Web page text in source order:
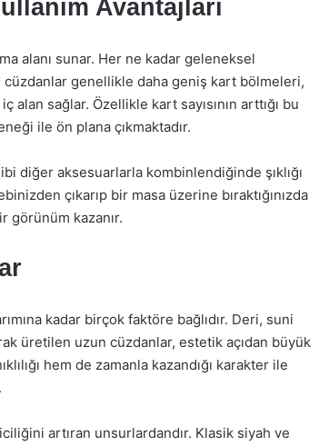
Avantajları
alanı sunar. Her ne kadar geleneksel
genellikle daha geniş kart bölmeleri,
alan sağlar. Özellikle kart sayısının arttığı bu
ile ön plana çıkmaktadır.
diğer aksesuarlarla kombinlendiğinde şıklığı
çıkarıp bir masa üzerine bıraktığınızda
görünüm kazanır.
kadar birçok faktöre bağlıdır. Deri, suni
üretilen uzun cüzdanlar, estetik açıdan büyük
hem de zamanla kazandığı karakter ile
artıran unsurlardandır. Klasik siyah ve